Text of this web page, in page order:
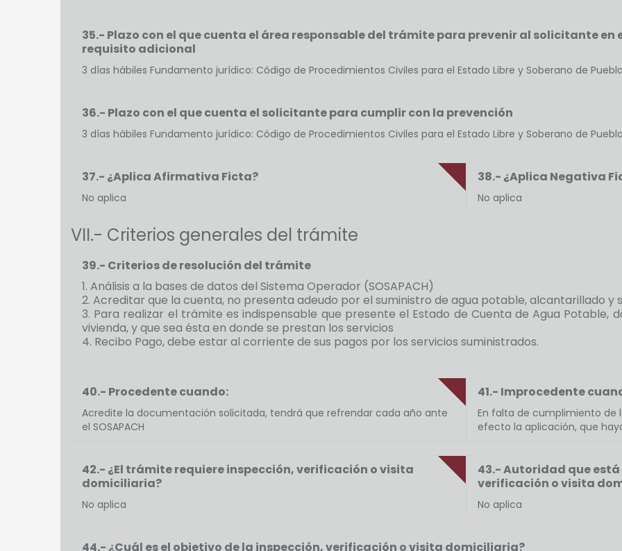
35.- Plazo con el que cuenta el área responsable del trámite para prevenir al solicitante en
requisito adicional
3 días hábiles Fundamento jurídico: Código de Procedimientos Civiles para el Estado Libre y Soberano de
36.- Plazo con el que cuenta el solicitante para cumplir con la prevención
3 días hábiles Fundamento jurídico: Código de Procedimientos Civiles para el Estado Libre y Soberano de
37.- ¿Aplica Afirmativa Ficta?
No aplica
38.- ¿Aplica Negativa
No aplica
VII.- Criterios generales del trámite
39.- Criterios de resolución del trámite
1. Análisis a la bases de datos del Sistema Operador (SOSAPACH)
2. Acreditar que la cuenta, no presenta adeudo por el suministro de agua potable, alcantarillado y
3. Para realizar el trámite es indispensable que presente el Estado de Cuenta de Agua Potable,
vivienda, y que sea ésta en donde se prestan los servicios
4. Recibo Pago, debe estar al corriente de sus pagos por los servicios suministrados.
40.- Procedente cuando:
Acredite la documentación solicitada, tendrá que refrendar cada año ante
el SOSAPACH
41.- Improcedente
En falta de cumplimiento de
efecto la aplicación, que
42.- ¿El trámite requiere inspección, verificación o visita
domiciliaria?
No aplica
43.- Autoridad que
verificación o visita
No aplica
44.- ¿Cuál es el objetivo de la inspección, verificación o visita domiciliaria?